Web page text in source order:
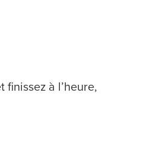
finissez à l’heure,